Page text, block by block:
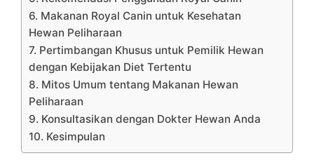
6. Makanan Royal Canin untuk Kesehatan
Hewan Peliharaan
7. Pertimbangan Khusus untuk Pemilik Hewan
dengan Kebijakan Diet Tertentu
8. Mitos Umum tentang Makanan Hewan
Peliharaan
9. Konsultasikan dengan Dokter Hewan Anda
10. Kesimpulan